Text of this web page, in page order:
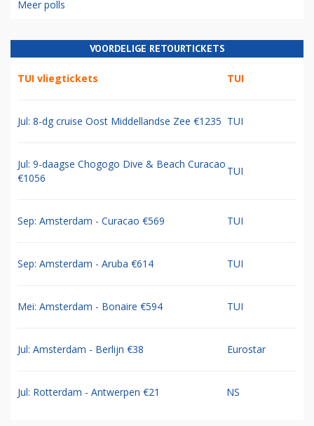
Meer polls
VOORDELIGE RETOURTICKETS
TUI vliegtickets TUI
Jul: 8-dg cruise Oost Middellandse Zee €1235 TUI
Jul: 9-daagse Chogogo Dive & Beach Curacao
€1056
TUI
Sep: Amsterdam - Curacao €569 TUI
Sep: Amsterdam - Aruba €614 TUI
Mei: Amsterdam - Bonaire €594 TUI
Jul: Amsterdam - Berlijn €38 Eurostar
Jul: Rotterdam - Antwerpen €21 NS